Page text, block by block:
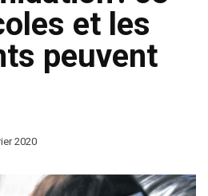
et les
peuvent
2020